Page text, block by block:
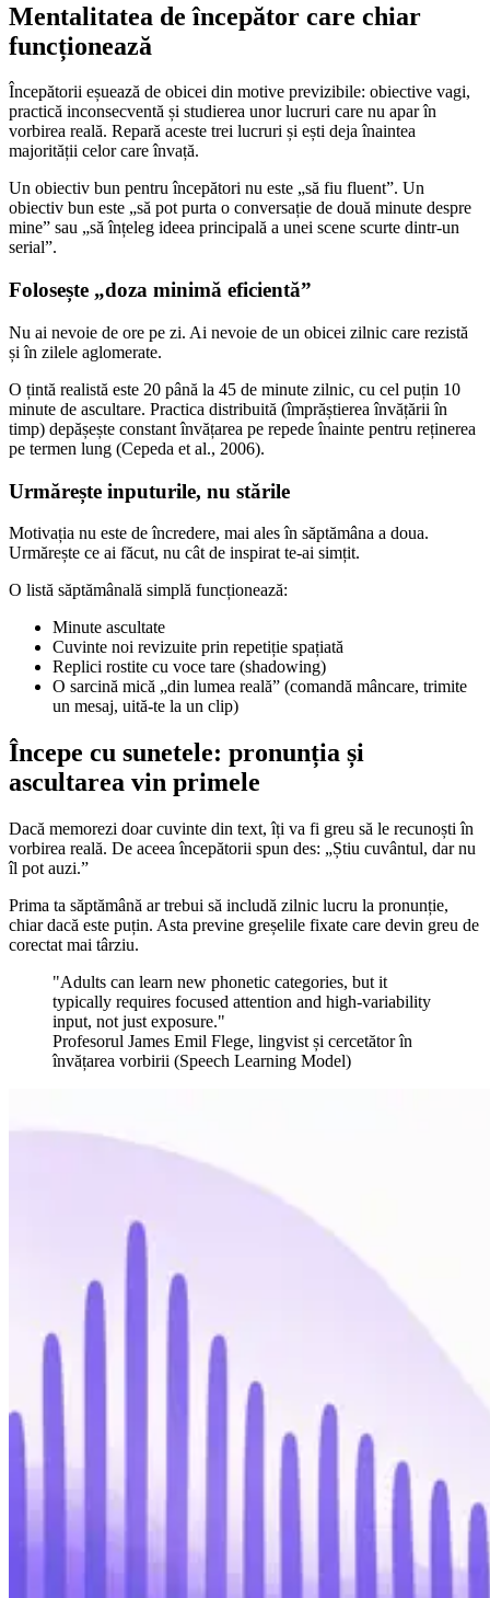
Mentalitatea de începător care chiar
funcționează
Începătorii eșuează de obicei din motive previzibile: obiective vagi,
practică inconsecventă și studierea unor lucruri care nu apar în
vorbirea reală. Repară aceste trei lucruri și ești deja înaintea
majorității celor care învață.
Un obiectiv bun pentru începători nu este „să fiu fluent”. Un
obiectiv bun este „să pot purta o conversație de două minute despre
mine” sau „să înțeleg ideea principală a unei scene scurte dintr-un
serial”.
Folosește „doza minimă eficientă”
Nu ai nevoie de ore pe zi. Ai nevoie de un obicei zilnic care rezistă
și în zilele aglomerate.
O țintă realistă este 20 până la 45 de minute zilnic, cu cel puțin 10
minute de ascultare. Practica distribuită (împrăștierea învățării în
timp) depășește constant învățarea pe repede înainte pentru reținerea
pe termen lung (Cepeda et al., 2006).
Urmărește inputurile, nu stările
Motivația nu este de încredere, mai ales în săptămâna a doua.
Urmărește ce ai făcut, nu cât de inspirat te-ai simțit.
O listă săptămânală simplă funcționează:
Minute ascultate
Cuvinte noi revizuite prin repetiție spațiată
Replici rostite cu voce tare (shadowing)
O sarcină mică „din lumea reală” (comandă mâncare, trimite
un mesaj, uită-te la un clip)
Începe cu sunetele: pronunția și
ascultarea vin primele
Dacă memorezi doar cuvinte din text, îți va fi greu să le recunoști în
vorbirea reală. De aceea începătorii spun des: „Știu cuvântul, dar nu
îl pot auzi.”
Prima ta săptămână ar trebui să includă zilnic lucru la pronunție,
chiar dacă este puțin. Asta previne greșelile fixate care devin greu de
corectat mai târziu.
"Adults can learn new phonetic categories, but it
typically requires focused attention and high-variability
input, not just exposure."
Profesorul James Emil Flege, lingvist și cercetător în
învățarea vorbirii (Speech Learning Model)